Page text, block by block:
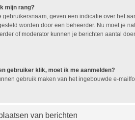
mijn rang?
geven een indicatie over het
worden door een beheerder. Nu moet je
of moderator kunnen je berichten aantal
gebruiker klik, moet ik me aanmelden?
gebruik maken van het ingebouwde e-
van berichten